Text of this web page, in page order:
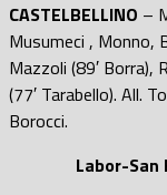
CASTELBELLINO –
Musumeci , Monno,
Mazzoli (89′ Borra),
(77′ Tarabello). All.
Borocci.
Labor-